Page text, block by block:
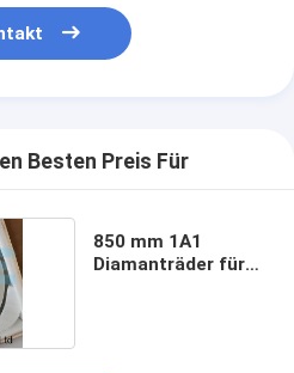
Besten Preis Für
850 mm 1A1
Diamanträder für